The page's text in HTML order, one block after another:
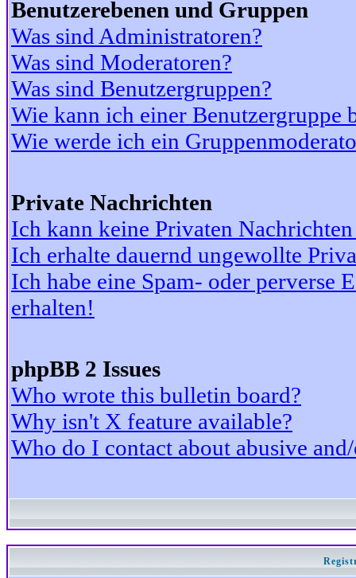
Benutzerebenen und Gruppen
Was sind Administratoren?
Was sind Moderatoren?
Was sind Benutzergruppen?
Wie kann ich einer Benutzergruppe
Wie werde ich ein
Private Nachrichten
Ich kann keine Privaten
Ich erhalte dauernd ungewollte
Ich habe eine Spam- oder perverse
erhalten!
phpBB 2 Issues
Who wrote this bulletin board?
Why isn't X feature available?
Who do I contact about abusive